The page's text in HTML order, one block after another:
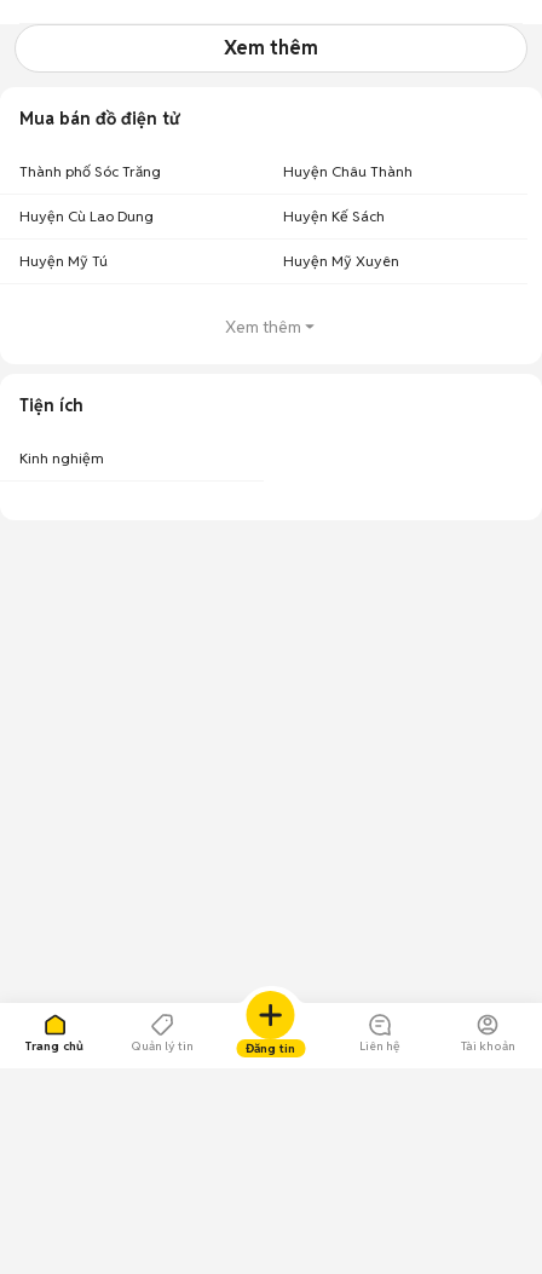
Trang chủ Quản lý tin Đăng tin Liên hệ Tài khoản
Xem thêm
Mua bán đồ điện tử
Thành phố Sóc Trăng Huyện Châu Thành
Huyện Cù Lao Dung Huyện Kế Sách
Huyện Mỹ Tú Huyện Mỹ Xuyên
Xem thêm
Tiện ích
Kinh nghiệm